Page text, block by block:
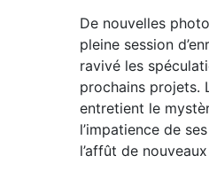
De nouvelles
pleine session
ravivé les
prochains projets.
entretient le
l’impatience de
l’affût de